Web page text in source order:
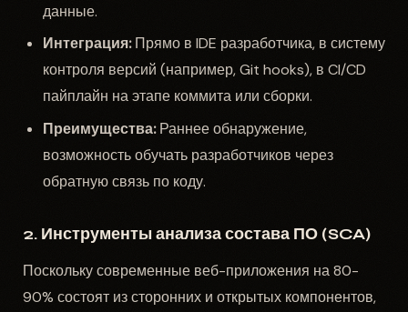
данные.
Интеграция:Прямо в IDE разработчика, в систему
контроля версий (например, Git hooks), в CI/CD
пайплайн на этапе коммита или сборки.
Преимущества:Раннее обнаружение,
возможность обучать разработчиков через
обратную связь по коду.
2. Инструменты анализа состава ПО (SCA)
Поскольку современные веб-приложения на 80-
90% состоят из сторонних и открытых компонентов,